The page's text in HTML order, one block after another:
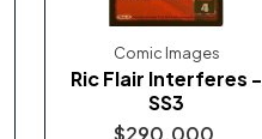
Comic Images
Ric Flair Interferes -
SS3
$290.000